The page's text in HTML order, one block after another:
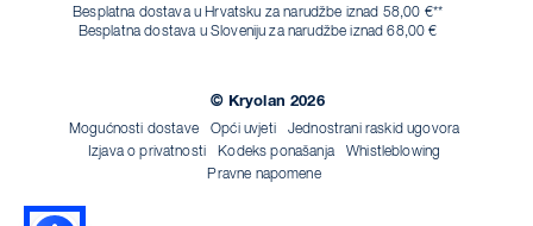
Besplatna dostava u Hrvatsku za narudžbe iznad 58,00 €**
Besplatna dostava u Sloveniju za narudžbe iznad 68,00 €
© Kryolan 2026
Mogućnosti dostave Opći uvjeti
Jednostrani raskid ugovora
Izjava o privatnosti
Kodeks ponašanja
Whistleblowing
Pravne napomene